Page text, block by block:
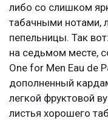
либо со слишком
табачными нотами,
пепельницы. Так
на седьмом месте,
One for Men Eau de
дополненный
легкой фруктовой
листья хорошего